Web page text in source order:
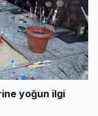
yoğun ilgi